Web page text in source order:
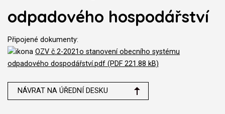
odpadového hospodářství
Připojené dokumenty:
OZV č.2-2021o stanovení obecního systému
odpadového dospodářství.pdf (PDF 221.88 kB)
NÁVRAT NA ÚŘEDNÍ DESKU